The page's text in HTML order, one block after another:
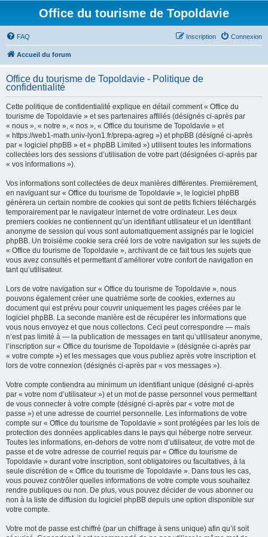
Office du tourisme de Topoldavie
FAQ Connexion
Inscription
Accueil du forum
Office du tourisme de Topoldavie - Politique de
confidentialité
Cette politique de confidentialité explique en détail comment « Office du
tourisme de Topoldavie » et ses partenaires affiliés (désignés ci-après par
« nous », « notre », « nos », « Office du tourisme de Topoldavie » et
« https://web1-math.univ-lyon1.fr/prepa-agreg ») et phpBB (désigné ci-après
par « logiciel phpBB » et « phpBB Limited ») utilisent toutes les informations
collectées lors des sessions d’utilisation de votre part (désignées ci-après par
« vos informations »).
Vos informations sont collectées de deux manières différentes. Premièrement,
en naviguant sur « Office du tourisme de Topoldavie », le logiciel phpBB
génèrera un certain nombre de cookies qui sont de petits fichiers téléchargés
temporairement par le navigateur internet de votre ordinateur. Les deux
premiers cookies ne contiennent qu’un identifiant utilisateur et un identifiant
anonyme de session qui vous sont automatiquement assignés par le logiciel
phpBB. Un troisième cookie sera créé lors de votre navigation sur les sujets de
« Office du tourisme de Topoldavie », archivant de ce fait tous les sujets que
vous avez consultés et permettant d’améliorer votre confort de navigation en
tant qu’utilisateur.
Lors de votre navigation sur « Office du tourisme de Topoldavie », nous
pouvons également créer une quatrième sorte de cookies, externes au
document qui est prévu pour couvrir uniquement les pages créées par le
logiciel phpBB. La seconde manière est de récupérer les informations que
vous nous envoyez et que nous collectons. Ceci peut correspondre — mais
n’est pas limité à — la publication de messages en tant qu’utilisateur anonyme,
l’inscription sur « Office du tourisme de Topoldavie » (désignée ci-après par
« votre compte ») et les messages que vous publiez après votre inscription et
lors de votre connexion (désignés ci-après par « vos messages »).
Votre compte contiendra au minimum un identifiant unique (désigné ci-après
par « votre nom d’utilisateur ») et un mot de passe personnel vous permettant
de vous connecter à votre compte (désigné ci-après par « votre mot de
passe ») et une adresse de courriel personnelle. Les informations de votre
compte sur « Office du tourisme de Topoldavie » sont protégées par les lois de
protection des données applicables dans le pays qui héberge notre serveur.
Toutes les informations, en-dehors de votre nom d’utilisateur, de votre mot de
passe et de votre adresse de courriel requis par « Office du tourisme de
Topoldavie » durant votre inscription, sont obligatoires ou facultatives, à la
seule discrétion de « Office du tourisme de Topoldavie ». Dans tous les cas,
vous pouvez contrôler quelles informations de votre compte vous souhaitez
rendre publiques ou non. De plus, vous pouvez décider de vous abonner ou
non à la liste de diffusion du logiciel phpBB depuis une option disponible sur
votre compte.
Votre mot de passe est chiffré (par un chiffrage à sens unique) afin qu’il soit